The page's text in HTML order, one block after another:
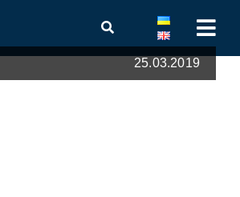
25.03.2019